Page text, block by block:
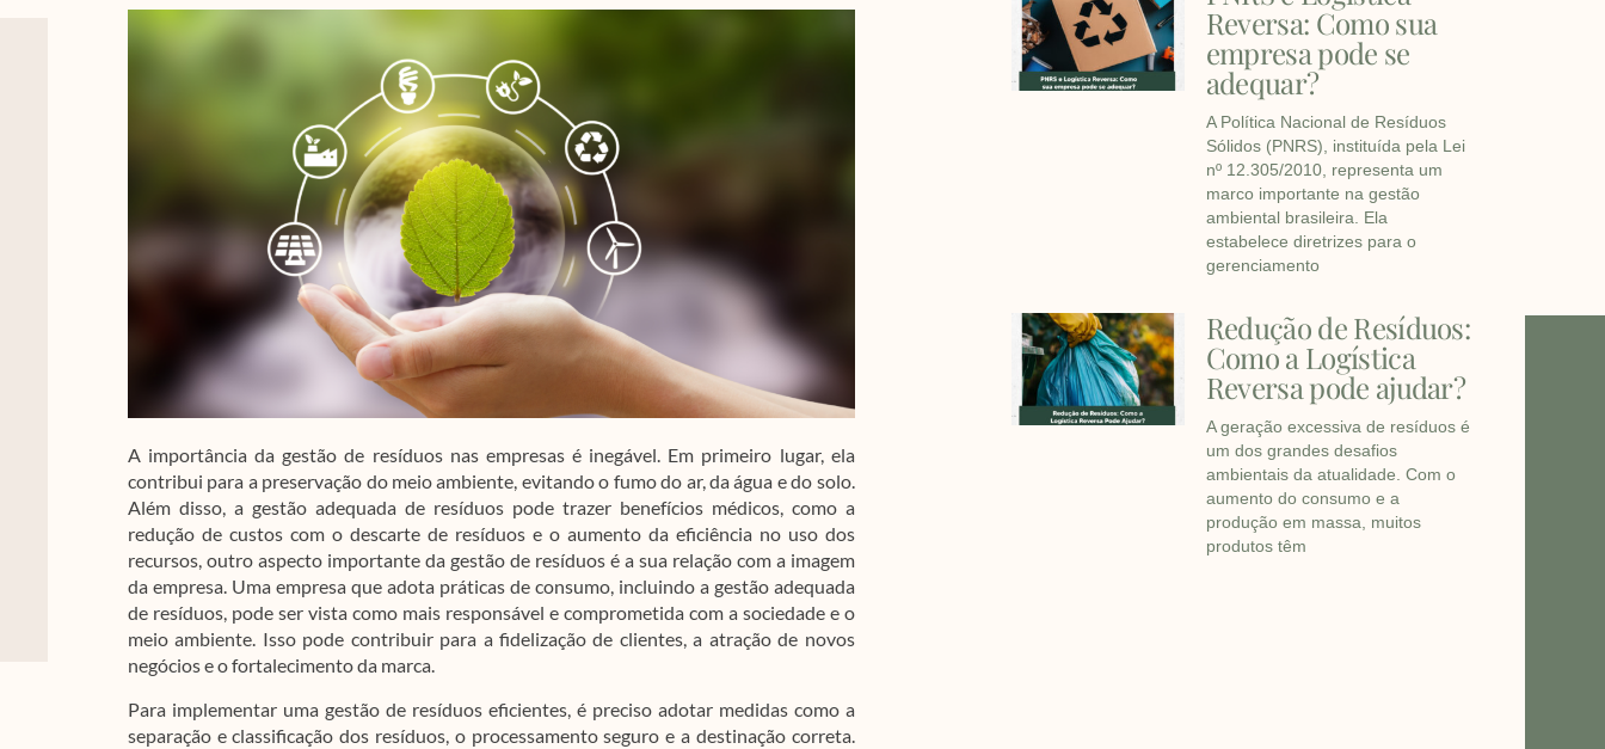
A importância da gestão de resíduos nas empresas é inegável. Em primeiro lugar, ela
contribui para a preservação do meio ambiente, evitando o fumo do ar, da água e do solo.
Além disso, a gestão adequada de resíduos pode trazer benefícios médicos, como a
redução de custos com o descarte de resíduos e o aumento da eficiência no uso dos
recursos, outro aspecto importante da gestão de resíduos é a sua relação com a imagem
da empresa. Uma empresa que adota práticas de consumo, incluindo a gestão adequada
de resíduos, pode ser vista como mais responsável e comprometida com a sociedade e o
meio ambiente. Isso pode contribuir para a fidelização de clientes, a atração de novos
negócios e o fortalecimento da marca.
Para implementar uma gestão de resíduos eficientes, é preciso adotar medidas como a
separação e classificação dos resíduos, o processamento seguro e a destinação correta.
Reversa: Como sua
empresa pode se
adequar?
A Política Nacional de Resíduos
Sólidos (PNRS), instituída pela Lei
nº 12.305/2010, representa um
marco importante na gestão
ambiental brasileira. Ela
estabelece diretrizes para o
gerenciamento
Redução de Resíduos:
Como a Logística
Reversa pode ajudar?
A geração excessiva de resíduos é
um dos grandes desafios
ambientais da atualidade. Com o
aumento do consumo e a
produção em massa, muitos
produtos têm